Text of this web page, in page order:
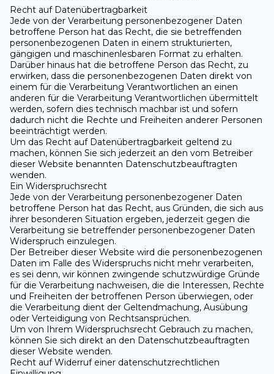
Recht auf Datenübertragbarkeit
Jede von der Verarbeitung personenbezogener Daten
betroffene Person hat das Recht, die sie betreffenden
personenbezogenen Daten in einem strukturierten,
gängigen und maschinenlesbaren Format zu erhalten.
Darüber hinaus hat die betroffene Person das Recht, zu
erwirken, dass die personenbezogenen Daten direkt von
einem für die Verarbeitung Verantwortlichen an einen
anderen für die Verarbeitung Verantwortlichen übermittelt
werden, sofern dies technisch machbar ist und sofern
dadurch nicht die Rechte und Freiheiten anderer Personen
beeinträchtigt werden.
Um das Recht auf Datenübertragbarkeit geltend zu
machen, können Sie sich jederzeit an den vom Betreiber
dieser Website benannten Datenschutzbeauftragten
wenden.
Ein Widerspruchsrecht
Jede von der Verarbeitung personenbezogener Daten
betroffene Person hat das Recht, aus Gründen, die sich aus
ihrer besonderen Situation ergeben, jederzeit gegen die
Verarbeitung sie betreffender personenbezogener Daten
Widerspruch einzulegen.
Der Betreiber dieser Website wird die personenbezogenen
Daten im Falle des Widerspruchs nicht mehr verarbeiten,
es sei denn, wir können zwingende schutzwürdige Gründe
für die Verarbeitung nachweisen, die die Interessen, Rechte
und Freiheiten der betroffenen Person überwiegen, oder
die Verarbeitung dient der Geltendmachung, Ausübung
oder Verteidigung von Rechtsansprüchen.
Um von Ihrem Widerspruchsrecht Gebrauch zu machen,
können Sie sich direkt an den Datenschutzbeauftragten
dieser Website wenden.
Recht auf Widerruf einer datenschutzrechtlichen